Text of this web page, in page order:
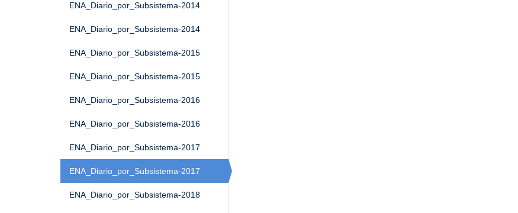
ENA_Diario_por_Subsistema-2014
ENA_Diario_por_Subsistema-2014
ENA_Diario_por_Subsistema-2015
ENA_Diario_por_Subsistema-2015
ENA_Diario_por_Subsistema-2016
ENA_Diario_por_Subsistema-2016
ENA_Diario_por_Subsistema-2017
ENA_Diario_por_Subsistema-2017
ENA_Diario_por_Subsistema-2018